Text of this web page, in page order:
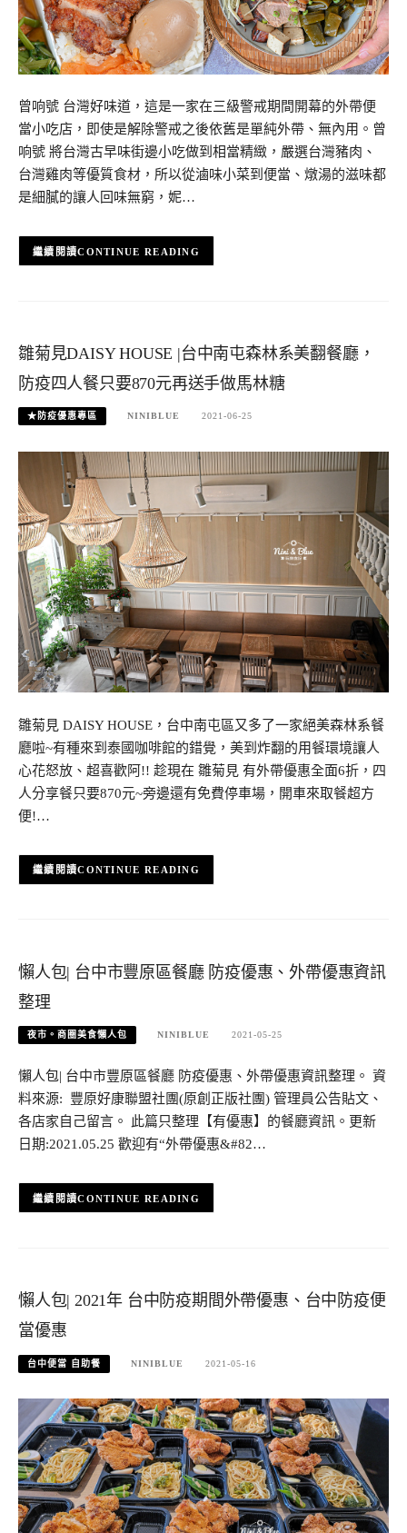
曾响號 台灣好味道，這是一家在三級警戒期間開幕的外帶便
當小吃店，即使是解除警戒之後依舊是單純外帶、無內用。曾
响號 將台灣古早味街邊小吃做到相當精緻，嚴選台灣豬肉、
台灣雞肉等優質食材，所以從滷味小菜到便當、燉湯的滋味都
是細膩的讓人回味無窮，妮…
CONTINUE READING
雛菊見DAISY HOUSE |台中南屯森林系美翻餐廳，
防疫四人餐只要870元再送手做馬林糖
★防疫優惠專區 NINIBLUE 2021-06-25
雛菊見 DAISY HOUSE，台中南屯區又多了一家絕美森林系餐
廳啦~有種來到泰國咖啡館的錯覺，美到炸翻的用餐環境讓人
心花怒放、超喜歡阿!! 趁現在 雛菊見 有外帶優惠全面6折，四
人分享餐只要870元~旁邊還有免費停車場，開車來取餐超方
便!…
CONTINUE READING
懶人包| 台中市豐原區餐廳 防疫優惠、外帶優惠資訊
整理
夜市。商圈美食懶人包 NINIBLUE 2021-05-25
懶人包| 台中市豐原區餐廳 防疫優惠、外帶優惠資訊整理。 資
料來源: 豐原好康聯盟社團(原創正版社團) 管理員公告貼文、
各店家自己留言。 此篇只整理【有優惠】的餐廳資訊。更新
日期:2021.05.25 歡迎有“外帶優惠&#82…
CONTINUE READING
懶人包| 2021年 台中防疫期間外帶優惠、台中防疫便
當優惠
台中便當 自助餐 NINIBLUE 2021-05-16